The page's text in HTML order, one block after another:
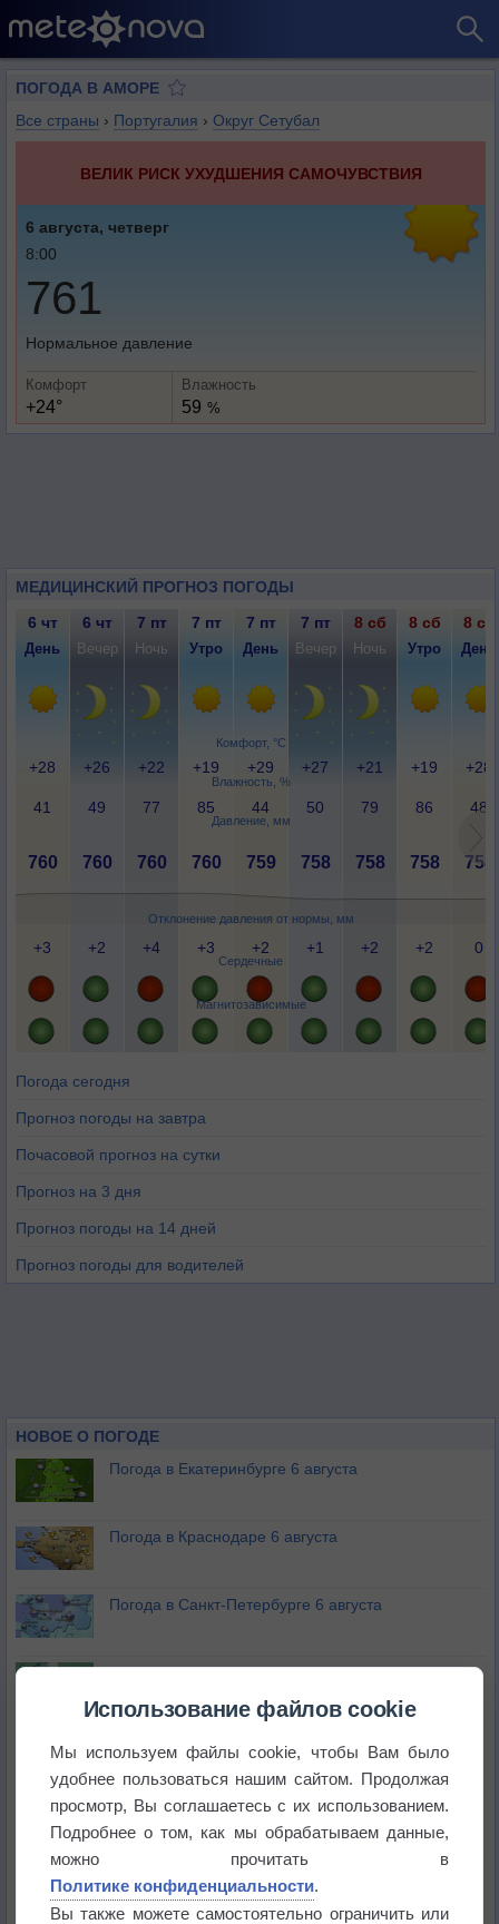
ПОГОДА В АМОРЕ
Все страны › Португалия › Округ Сетубал
ВЕЛИК РИСК УХУДШЕНИЯ САМОЧУВСТВИЯ
6 августа, четверг
8:00
761
Нормальное давление
Комфорт
+24°
Влажность
59 %
МЕДИЦИНСКИЙ ПРОГНОЗ ПОГОДЫ
Комфорт, °C
Влажность, %
Давление, мм
Отклонение давления от нормы, мм
Сердечные
Магнитозависимые
6 чт 6 чт 7 пт 7 пт 7 пт 7 пт 8 сб 8 сб 8 сб
День Вечер Ночь Утро День Вечер Ночь Утро День
+28 +26 +22 +19 +29 +27 +21 +19 +28
41 49 77 85 44 50 79 86 48
760 760 760 760 759 758 758 758 758
+3 +2 +4 +3 +2 +1 +2 +2 0
Погода сегодня
Прогноз погоды на завтра
Почасовой прогноз на сутки
Прогноз на 3 дня
Прогноз погоды на 14 дней
Прогноз погоды для водителей
НОВОЕ О ПОГОДЕ
Погода в Екатеринбурге 6 августа
Погода в Краснодаре 6 августа
Погода в Санкт-Петербурге 6 августа
Погода в Москве 6 августа
историю
В Центральной России наступают самые жаркие
дни этого лета
Дневная температура воздуха в ОАЭ превысила
+51°
Использование файлов cookie
Мы используем файлы cookie, чтобы Вам было
удобнее пользоваться нашим сайтом. Продолжая
просмотр, Вы соглашаетесь с их использованием.
Подробнее о том, как мы обрабатываем данные,
можно прочитать в
Политике конфиденциальности.
Вы также можете самостоятельно ограничить или